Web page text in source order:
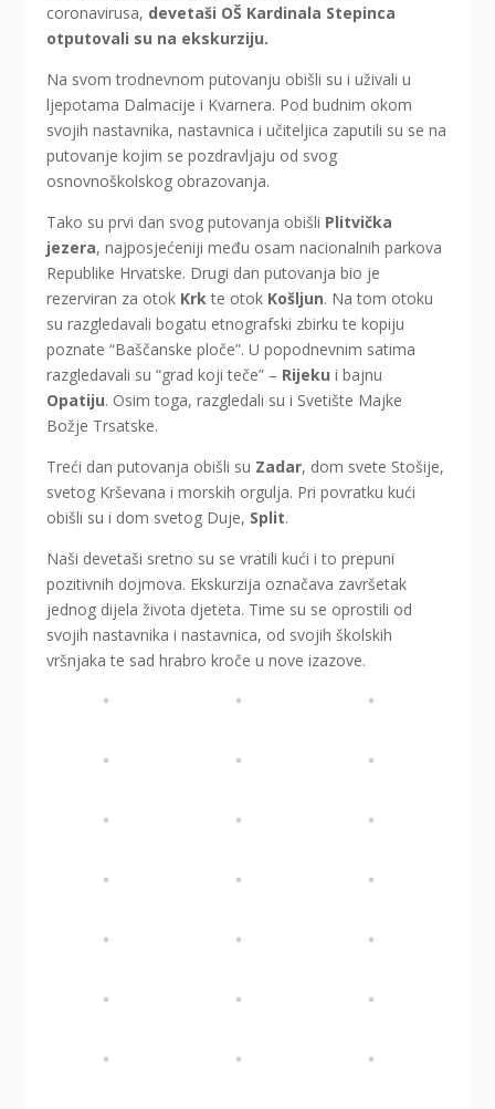
coronavirusa, devetaši OŠ Kardinala Stepinca
otputovali su na ekskurziju.
Na svom trodnevnom putovanju obišli su i uživali u
ljepotama Dalmacije i Kvarnera. Pod budnim okom
svojih nastavnika, nastavnica i učiteljica zaputili su se na
putovanje kojim se pozdravljaju od svog
osnovnoškolskog obrazovanja.
Tako su prvi dan svog putovanja obišli Plitvička
jezera, najposjećeniji među osam nacionalnih parkova
Republike Hrvatske. Drugi dan putovanja bio je
rezerviran za otok Krkte otok Košljun. Na tom otoku
su razgledavali bogatu etnografski zbirku te kopiju
poznate “Baščanske ploče”. U popodnevnim satima
razgledavali su “grad koji teče” – Rijeku i bajnu
Opatiju. Osim toga, razgledali su i Svetište Majke
Božje Trsatske.
Treći dan putovanja obišli su Zadar, dom svete Stošije,
svetog Krševana i morskih orgulja. Pri povratku kući
obišli su i dom svetog Duje, Split.
Naši devetaši sretno su se vratili kući i to prepuni
pozitivnih dojmova. Ekskurzija označava završetak
jednog dijela života djeteta. Time su se oprostili od
svojih nastavnika i nastavnica, od svojih školskih
vršnjaka te sad hrabro kroče u nove izazove.